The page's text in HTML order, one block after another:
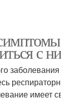
с
имеет